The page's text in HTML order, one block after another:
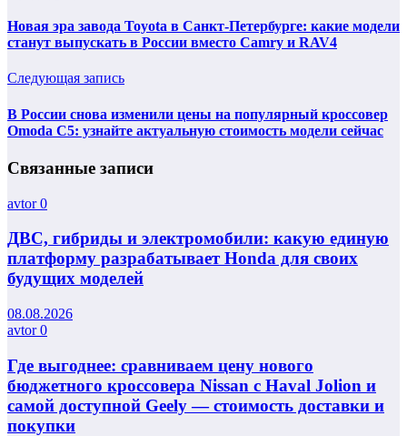
Новая эра завода Toyota в Санкт-Петербурге: какие модели
станут выпускать в России вместо Camry и RAV4
Следующая запись
В России снова изменили цены на популярный кроссовер
Omoda C5: узнайте актуальную стоимость модели сейчас
Связанные записи
avtor0
ДВС, гибриды и электромобили: какую единую
платформу разрабатывает Honda для своих
будущих моделей
08.08.2026
avtor0
Где выгоднее: сравниваем цену нового
бюджетного кроссовера Nissan с Haval Jolion и
самой доступной Geely — стоимость доставки и
покупки